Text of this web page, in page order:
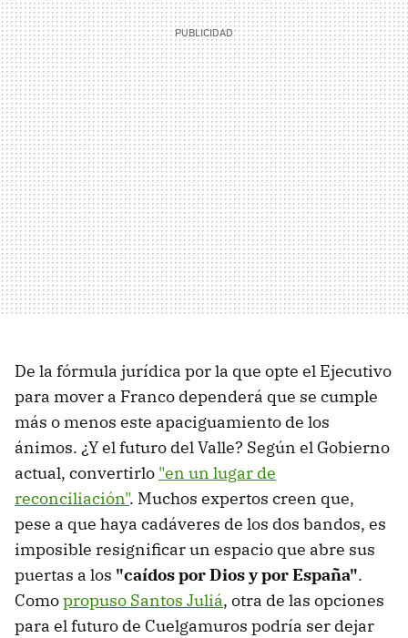
De la fórmula jurídica por la que opte el Ejecutivo
para mover a Franco dependerá que se cumple
más o menos este apaciguamiento de los
ánimos. ¿Y el futuro del Valle? Según el Gobierno
actual, convertirlo "en un lugar de
reconciliación". Muchos expertos creen que,
pese a que haya cadáveres de los dos bandos, es
imposible resignificar un espacio que abre sus
puertas a los "caídos por Dios y por España".
Comopropuso Santos Juliá, otra de las opciones
para el futuro de Cuelgamuros podría ser dejar